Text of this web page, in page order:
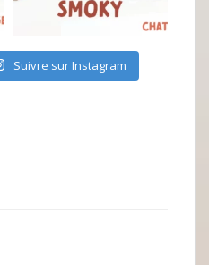
Suivre sur Instagram